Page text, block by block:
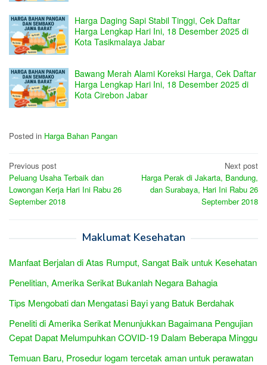
Harga Daging Sapi Stabil Tinggi, Cek Daftar
Harga Lengkap Hari Ini, 18 Desember 2025 di
Kota Tasikmalaya Jabar
Bawang Merah Alami Koreksi Harga, Cek Daftar
Harga Lengkap Hari Ini, 18 Desember 2025 di
Kota Cirebon Jabar
Posted in Harga Bahan Pangan
Post
navigation
Previous post
Peluang Usaha Terbaik dan
Lowongan Kerja Hari Ini Rabu 26
September 2018
Next post
Harga Perak di Jakarta, Bandung,
dan Surabaya, Hari Ini Rabu 26
September 2018
Maklumat Kesehatan
Manfaat Berjalan di Atas Rumput, Sangat Baik untuk Kesehatan
Penelitian, Amerika Serikat Bukanlah Negara Bahagia
Tips Mengobati dan Mengatasi Bayi yang Batuk Berdahak
Peneliti di Amerika Serikat Menunjukkan Bagaimana Pengujian
Cepat Dapat Melumpuhkan COVID-19 Dalam Beberapa Minggu
Temuan Baru, Prosedur logam tercetak aman untuk perawatan